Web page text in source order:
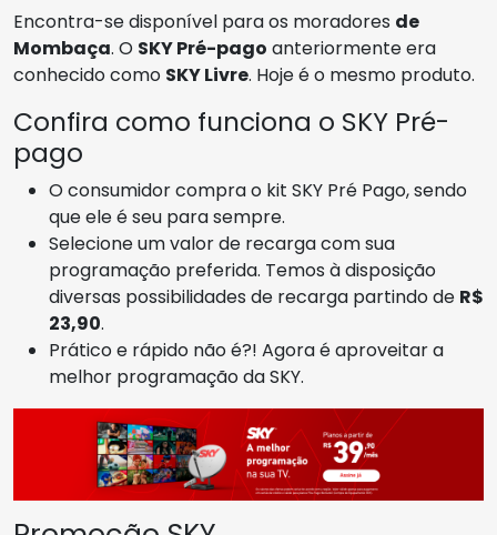
Encontra-se disponível para os moradores de
Mombaça. O SKY Pré-pago anteriormente era
conhecido como SKY Livre. Hoje é o mesmo produto.
Confira como funciona o SKY Pré-
pago
O consumidor compra o kit SKY Pré Pago, sendo
que ele é seu para sempre.
Selecione um valor de recarga com sua
programação preferida. Temos à disposição
diversas possibilidades de recarga partindo de R$
23,90.
Prático e rápido não é?! Agora é aproveitar a
melhor programação da SKY.